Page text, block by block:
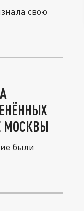
свою
МОСКВЫ
были